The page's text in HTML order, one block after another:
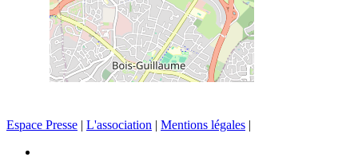
Espace Presse | L'association | Mentions légales |